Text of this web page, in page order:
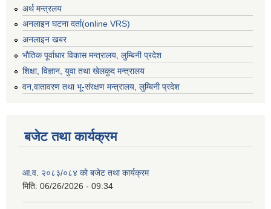
अर्थ मन्त्रलय
अनलाइन घटना दर्ता(online VRS)
अनलाइन खबर
भौतिक पूर्वाधार विकास मन्त्रालय, लुम्बिनी प्रदेश
शिक्षा, विज्ञान, युवा तथा खेलकुद मन्‍‍त्रालय
वन,वातावरण तथा भू-संरक्षण मन्त्रालय, लुम्बिनी प्रदेश
बजेट तथा कार्यक्रम
आ.व. २०८३/०८४ को बजेट तथा कार्यक्रम
मिति: 06/26/2026 - 09:34